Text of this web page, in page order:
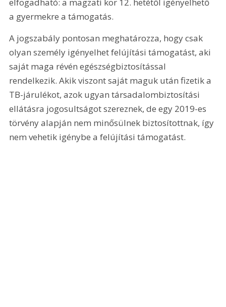
a gyermekre a támogatás.
A jogszabály pontosan meghatározza, hogy csak
olyan személy igényelhet felújítási támogatást, aki
saját maga révén egészségbiztosítással
rendelkezik. Akik viszont saját maguk után fizetik a
TB-járulékot, azok ugyan társadalombiztosítási
ellátásra jogosultságot szereznek, de egy 2019-es
törvény alapján nem minősülnek biztosítottnak, így
nem vehetik igénybe a felújítási támogatást.